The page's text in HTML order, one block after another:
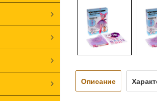
Описание